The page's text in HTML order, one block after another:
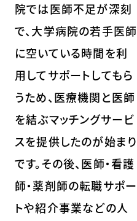
院では医師不足が深刻
で、大学病院の若手医師
に空いている時間を利
用してサポートしてもら
うため、医療機関と医師
を結ぶマッチングサービ
スを提供したのが始まり
です。その後、医師・看護
師・薬剤師の転職サポー
トや紹介事業などの人